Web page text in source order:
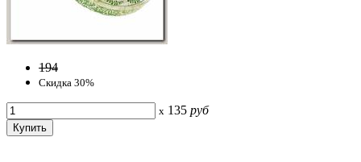
194
Скидка 30%
x 135 руб